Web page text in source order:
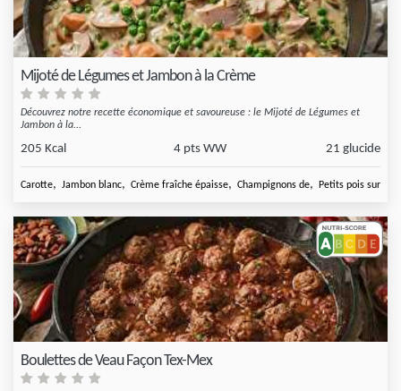
Mijoté de Légumes et Jambon à la Crème
Découvrez notre recette économique et savoureuse : le Mijoté de Légumes et
Jambon à la...
205 Kcal 4 pts WW 21 glucide
Carotte, Jambon blanc, Crème fraîche épaisse, Champignons de, Petits pois
Boulettes de Veau Façon Tex-Mex